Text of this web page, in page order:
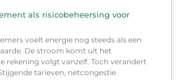
als risicobeheersing voor
voelt energie nog steeds als een
De stroom komt uit het
rekening volgt vanzelf. Toch verandert
tarieven, netcongestie